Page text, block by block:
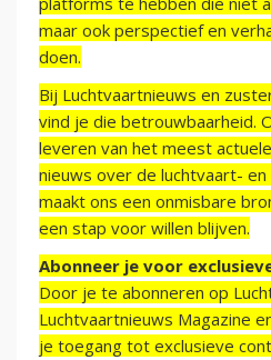
maar ook perspectief en
doen.
Bij Luchtvaartnieuws en
vind je die betrouwbaarheid.
leveren van het meest
nieuws over de luchtvaart-
maakt ons een onmisbare
een stap voor willen blijven.
Abonneer je voor
Door je te abonneren op
Luchtvaartnieuws Magazine
je toegang tot exclusieve